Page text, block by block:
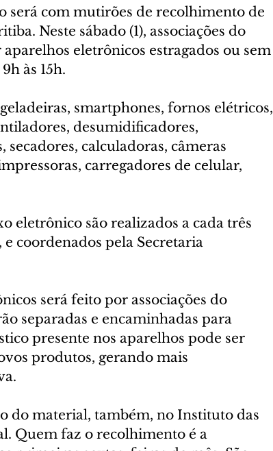
será com mutirões de recolhimento de
Neste sábado (1), associações do
eletrônicos estragados ou sem
às 15h.
smartphones, fornos elétricos,
desumidificadores,
calculadoras, câmeras
carregadores de celular,
eletrônico são realizados a cada três
coordenados pela Secretaria
será feito por associações do
separadas e encaminhadas para
presente nos aparelhos pode ser
produtos, gerando mais
do material, também, no Instituto das
Quem faz o recolhimento é a